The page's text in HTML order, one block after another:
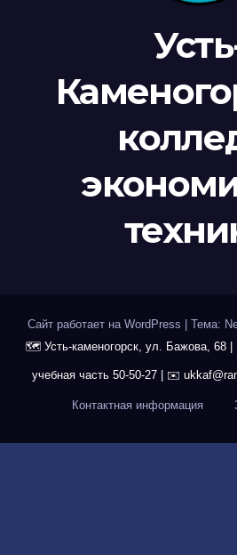
Сайт работает на WordPress | Тема:
Контактная информация